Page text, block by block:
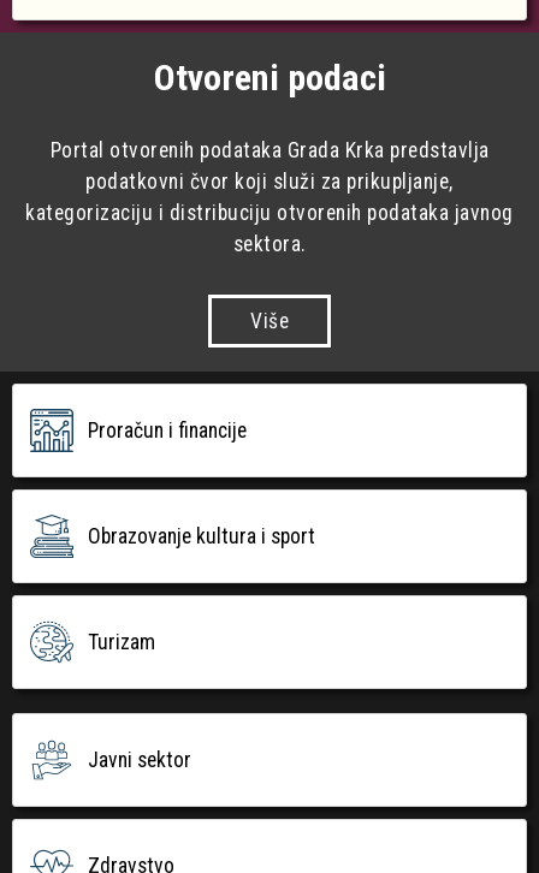
Otvoreni podaci
Portal otvorenih podataka Grada Krka predstavlja
podatkovni čvor koji služi za prikupljanje,
kategorizaciju i distribuciju otvorenih podataka javnog
sektora.
Više
Proračun i financije
Obrazovanje kultura i sport
Turizam
Javni sektor
Zdravstvo